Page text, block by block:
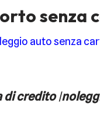
senza
auto senza
di credito|